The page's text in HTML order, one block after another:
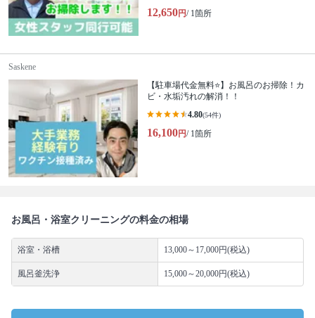
12,650円/ 1箇所
Saskene
【駐車場代金無料⭐️】お風呂のお掃除！カ
ビ・水垢汚れの解消！！
4.80(54件)
16,100円/ 1箇所
お風呂・浴室クリーニングの料金の相場
浴室・浴槽 13,000～17,000円(税込)
風呂釜洗浄 15,000～20,000円(税込)